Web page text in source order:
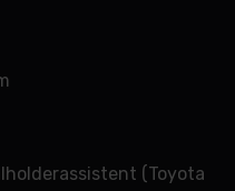
(Toyota